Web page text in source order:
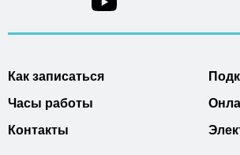
Как записаться
Часы работы
Контакты